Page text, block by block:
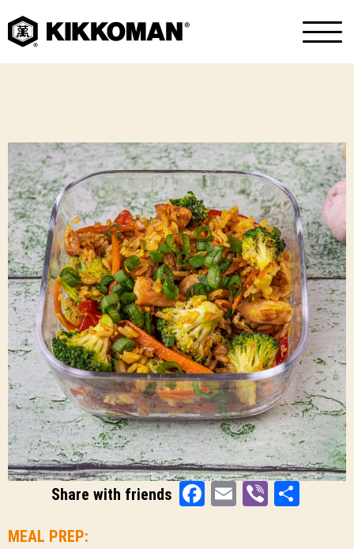
Share with friends Facebook
EmailViber
MEAL PREP: